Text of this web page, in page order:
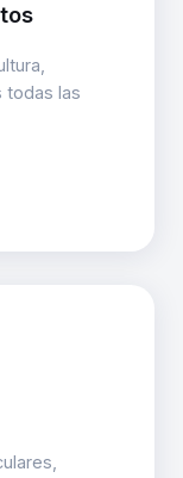
todas las